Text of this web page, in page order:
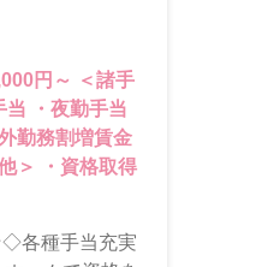
＜諸手
当 ・夜勤手当
勤務割増賃金
各種手当充実